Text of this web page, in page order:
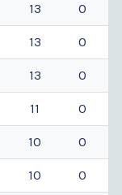
13 0
13 0
13 0
11 0
10 0
10 0